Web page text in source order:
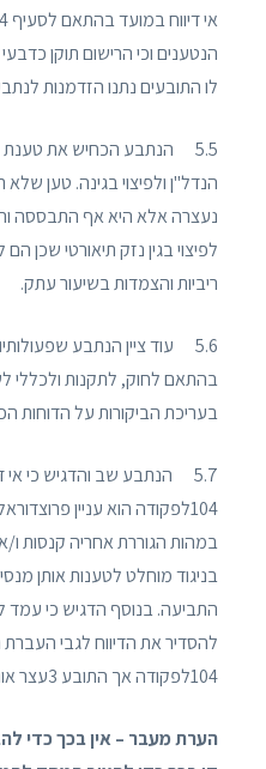
הנטענים וכי הרישום תוקן
לו התובעים נתנו הזדמנות
5.5 הנתבע הכחיש את
הנדל"ן ולפיצוי בגינה. טען
נעצרה אלא היא אף התבססה
לפיצוי בגין נזק תיאורטי שכן
ריביות והצמדות בשיעור עתק.
5.6 עוד ציין הנתבע
בהתאם לחוק, לתקנות ולכללי
בעריכת הביקורות על הדוחות
5.7 הנתבע שב והדגיש כי
104לפקודה הוא עניין
במהות הגוררת אחריה קנסות ו/
בניגוד מוחלט לטענות אותן
התביעה. בנוסף הדגיש כי
להסדיר את הדיווח לגבי
104לפקודה אך התובע 3עצר אותו מלעשות כן.
הערת מעבר – אין בכך כדי